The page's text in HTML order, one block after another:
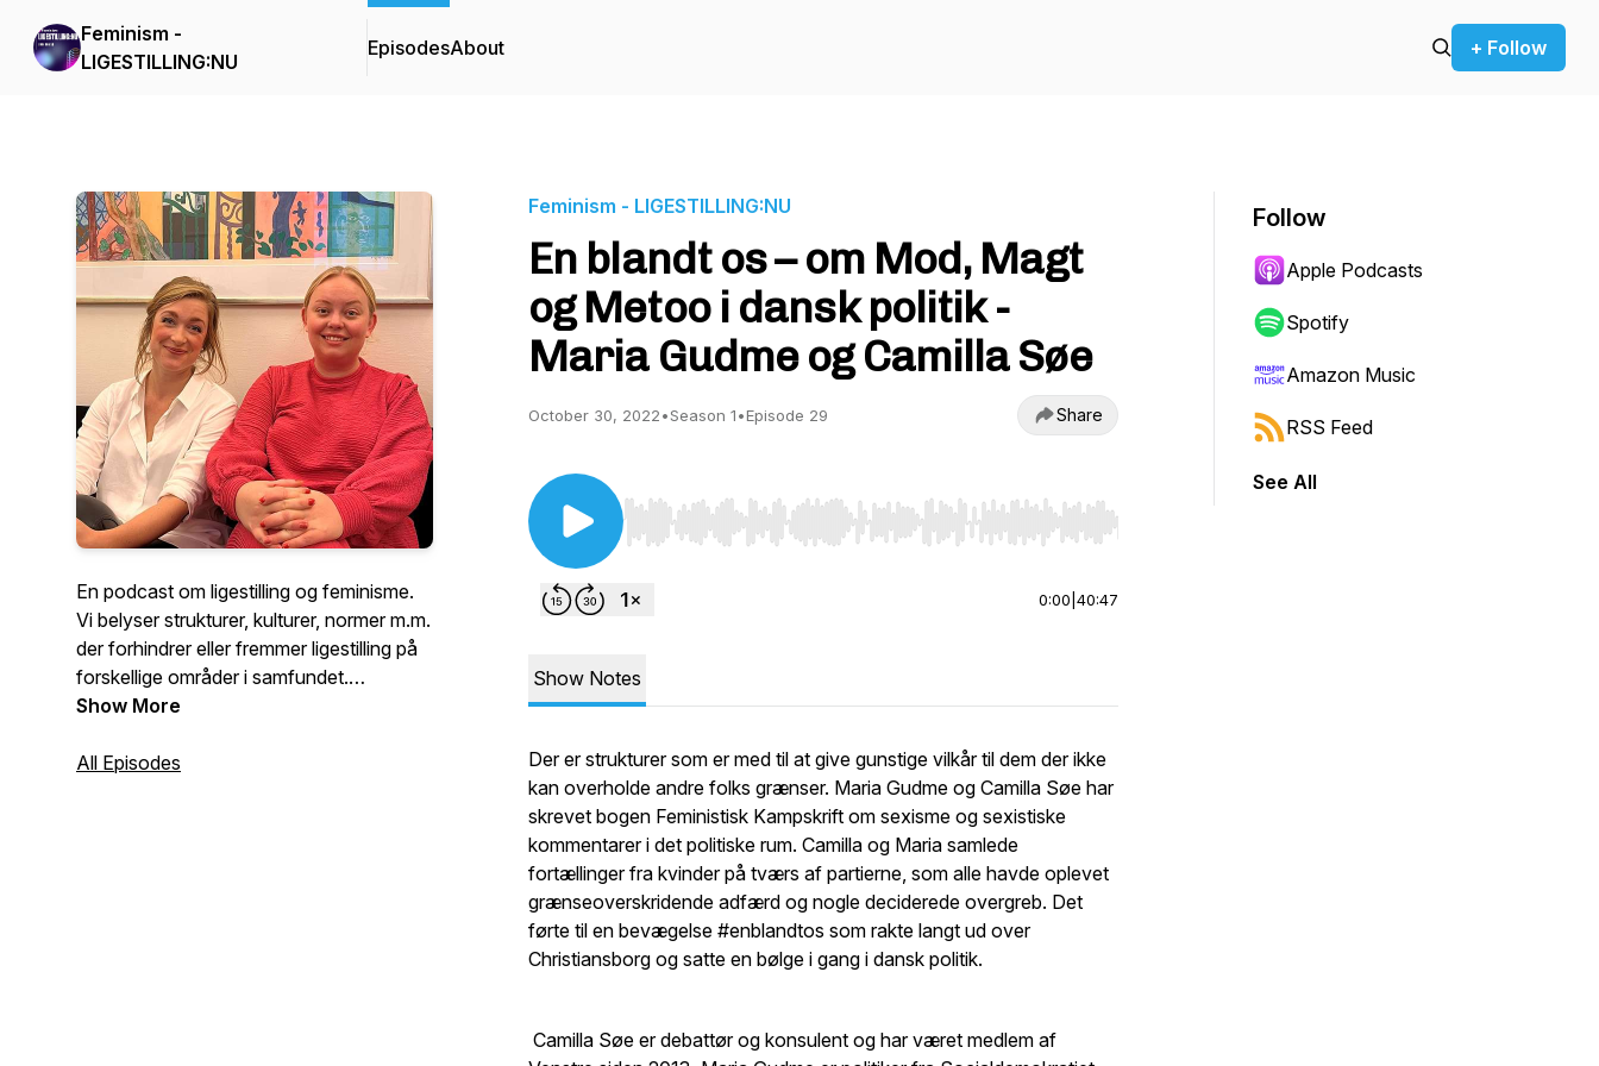
Feminism -
LIGESTILLING:NU
EpisodesAbout + Follow
En podcast om ligestilling og feminisme.
Vi belyser strukturer, kulturer, normer m.m.
der forhindrer eller fremmer ligestilling på
forskellige områder i samfundet.
Episoderne består af fortællinger og
https://ligestilling.nu/
Show More
All Episodes
Feminism - LIGESTILLING:NU
En blandt os – om Mod, Magt
og Metoo i dansk politik -
Maria Gudme og Camilla Søe
October 30, 2022•Season 1•Episode 29 Share
Use Left/Right to seek, Home/End to jump to start or end. Hold shift to jump forward or backward.
0:00 40:47
Show Notes
Der er strukturer som er med til at give gunstige vilkår til dem der ikke
kan overholde andre folks grænser. Maria Gudme og Camilla Søe har
skrevet bogen Feministisk Kampskrift om sexisme og sexistiske
kommentarer i det politiske rum. Camilla og Maria samlede
fortællinger fra kvinder på tværs af partierne, som alle havde oplevet
grænseoverskridende adfærd og nogle deciderede overgreb. Det
førte til en bevægelse #enblandtos som rakte langt ud over
Christiansborg og satte en bølge i gang i dansk politik.
Camilla Søe er debattør og konsulent og har været medlem af
Follow
Apple Podcasts
Spotify
Amazon Music
RSS Feed
See All